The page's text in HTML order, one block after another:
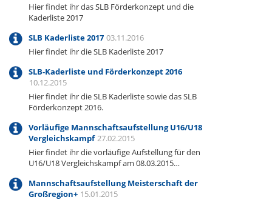
Hier findet ihr das SLB Förderkonzept und die
Kaderliste 2017
SLB Kaderliste 2017 03.11.2016
Hier findet ihr die SLB Kaderliste 2017
SLB-Kaderliste und Förderkonzept 2016
10.12.2015
Hier findet ihr die SLB Kaderliste sowie das SLB
Förderkonzept 2016.
Vorläufige Mannschaftsaufstellung U16/U18
Vergleichskampf 27.02.2015
Hier findet ihr die vorläufige Aufstellung für den
U16/U18 Vergleichskampf am 08.03.2015…
Mannschaftsaufstellung Meisterschaft der
Großregion+ 15.01.2015